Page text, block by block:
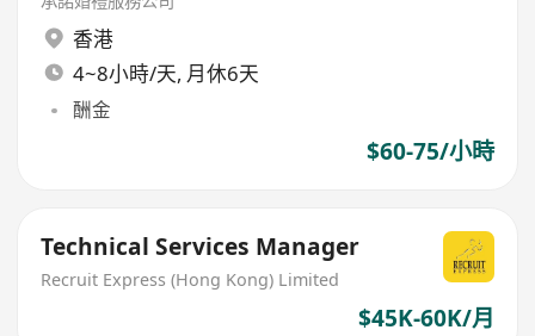
香港
4~8小時/天, 月休6天
酬金
$60-75/小時
Technical Services Manager
Recruit Express (Hong Kong) Limited
$45K-60K/月